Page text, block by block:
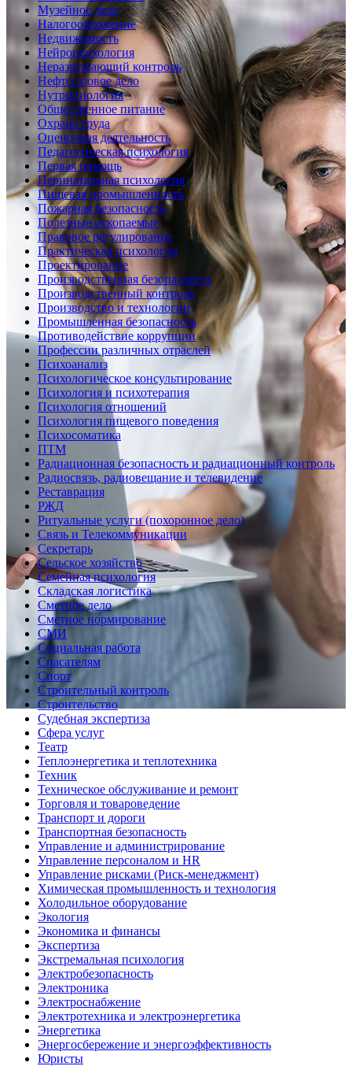
Музейное дело
Налогообложение
Недвижимость
Нейропсихология
Неразрушающий контроль
Нефтегазовое дело
Нутрициология
Общественное питание
Охрана труда
Оценочная деятельность
Педагогическая психология
Первая помощь
Перинатальная психология
Пищевая промышленность
Пожарная безопасность
Полезные ископаемые
Правовое регулирование
Практическая психология
Проектирование
Производственная безопасность
Производственный контроль
Производство и технологии
Промышленная безопасность
Противодействие коррупции
Профессии различных отраслей
Психоанализ
Психологическое консультирование
Психология и психотерапия
Психология отношений
Психология пищевого поведения
Психосоматика
ПТМ
Радиационная безопасность и радиационный контроль
Радиосвязь, радиовещание и телевидение
Реставрация
РЖД
Ритуальные услуги (похоронное дело)
Связь и Телекоммуникации
Секретарь
Сельское хозяйство
Семейная психология
Складская логистика
Сметное дело
Сметное нормирование
СМИ
Социальная работа
Спасателям
Спорт
Строительный контроль
Строительство
Судебная экспертиза
Сфера услуг
Театр
Теплоэнергетика и теплотехника
Техник
Техническое обслуживание и ремонт
Торговля и товароведение
Транспорт и дороги
Транспортная безопасность
Управление и администрирование
Управление персоналом и HR
Управление рисками (Риск-менеджмент)
Химическая промышленность и технология
Холодильное оборудование
Экология
Экономика и финансы
Экспертиза
Экстремальная психология
Электробезопасность
Электроника
Электроснабжение
Электротехника и электроэнергетика
Энергетика
Энергосбережение и энергоэффективность
Юристы